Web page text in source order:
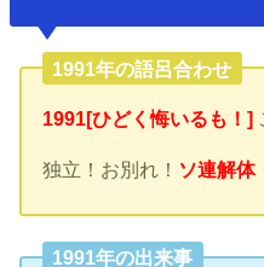
1991年の語呂合わせ
1991[ひどく悔いるも！]
独立！お別れ！ ソ連解体
1991年の出来事